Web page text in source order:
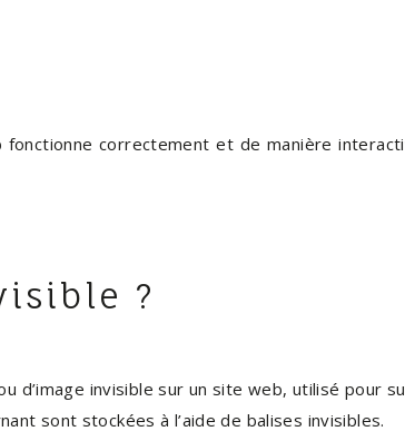
correctement et de manière
?
d’image invisible sur un site web, utilisé pour
sont stockées à l’aide de balises invisibles.